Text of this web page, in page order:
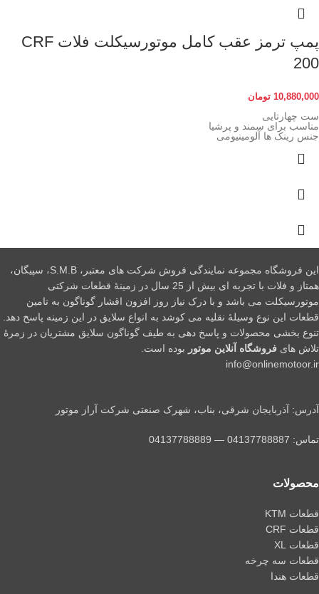
پمپ ترمز عقب کامل موتورسیکلت فلات CRF
200
10,880,000 تومان
ست چهارتایی
مناسب برای سمند و پرشیا
جنس رینک ها آلومینیومی
این فروشگاه مجموعه نمایندگی فروش شرکت های معتبر، S.M.B، سپیگان،
همتاز و فلات با تجربه ای بیش از 25 سال در زمینۀ قطعات شرکتی
موتورسیکلت می باشد و با درک نیاز روز افزون اقشار گوناگون به تامین
قطعات این نوع وسیلۀ نقلیه می کوشد به انواع سلایق در این زمینه پاسخ دهد.
تنوع بخشی محصولات و پاسخ دهی به طیف گوناگون سلایق مشتریان در زمرۀ
تلاش های فروشگاه آنلاین موتور بوده است.
info@onlinemotoor.ir
آدرس: آذربایجان شرقی، بناب، شهرک صنعتی شرکت آراز موتور
تماس: 04137788887 — 04137788889
محصولات
قطعات KTM
قطعات CRF
قطعات XL
قطعات سه چرخه
قطعات هندا